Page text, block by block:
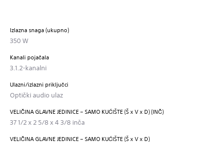
Izlazna snaga (ukupno)
350 W
Kanali pojačala
3.1.2-kanalni
Ulazni/izlazni priključci
Optički audio ulaz
VELIČINA GLAVNE JEDINICE – SAMO KUĆIŠTE (Š x V x D) (INČ)
37 1/2 x 2 5/8 x 4 3/8 inča
VELIČINA GLAVNE JEDINICE – SAMO KUĆIŠTE (Š x V x D)